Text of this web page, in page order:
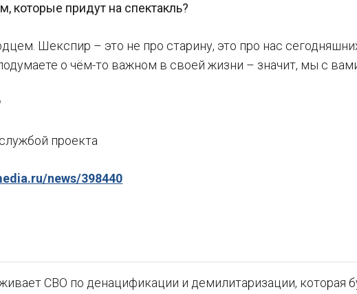
которые придут на спектакль?
Шекспир – это не про старину, это про нас
о чём-то важном в своей жизни – значит, мы с
проекта
news/398440
СВО по денацификации и демилитаризации, которая